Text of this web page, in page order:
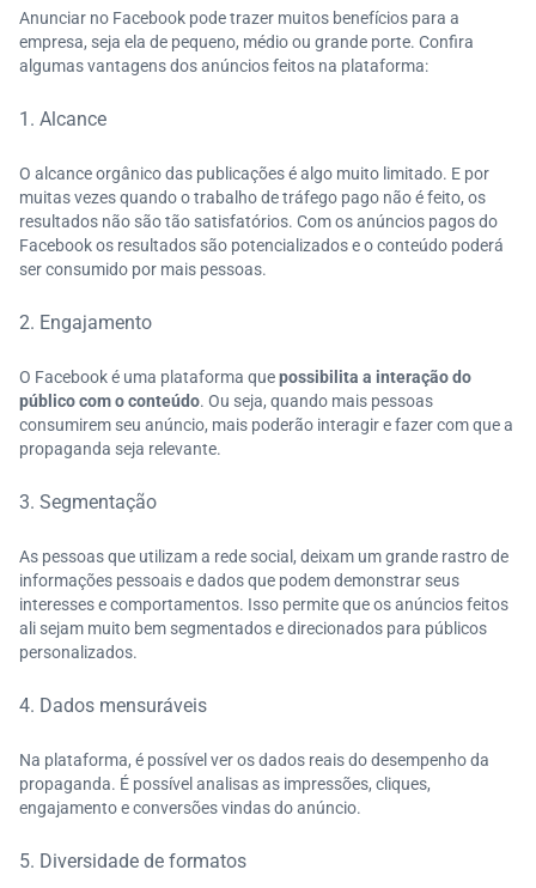
Anunciar no Facebook pode trazer muitos benefícios para a
empresa, seja ela de pequeno, médio ou grande porte. Confira
algumas vantagens dos anúncios feitos na plataforma:
1. Alcance
O alcance orgânico das publicações é algo muito limitado. E por
muitas vezes quando o trabalho de tráfego pago não é feito, os
resultados não são tão satisfatórios. Com os anúncios pagos do
Facebook os resultados são potencializados e o conteúdo poderá
ser consumido por mais pessoas.
2. Engajamento
O Facebook é uma plataforma quepossibilita a interação do
público com o conteúdo. Ou seja, quando mais pessoas
consumirem seu anúncio, mais poderão interagir e fazer com que a
propaganda seja relevante.
3. Segmentação
As pessoas que utilizam a rede social, deixam um grande rastro de
informações pessoais e dados que podem demonstrar seus
interesses e comportamentos. Isso permite que os anúncios feitos
ali sejam muito bem segmentados e direcionados para públicos
personalizados.
4. Dados mensuráveis
Na plataforma, é possível ver os dados reais do desempenho da
propaganda. É possível analisas as impressões, cliques,
engajamento e conversões vindas do anúncio.
5. Diversidade de formatos